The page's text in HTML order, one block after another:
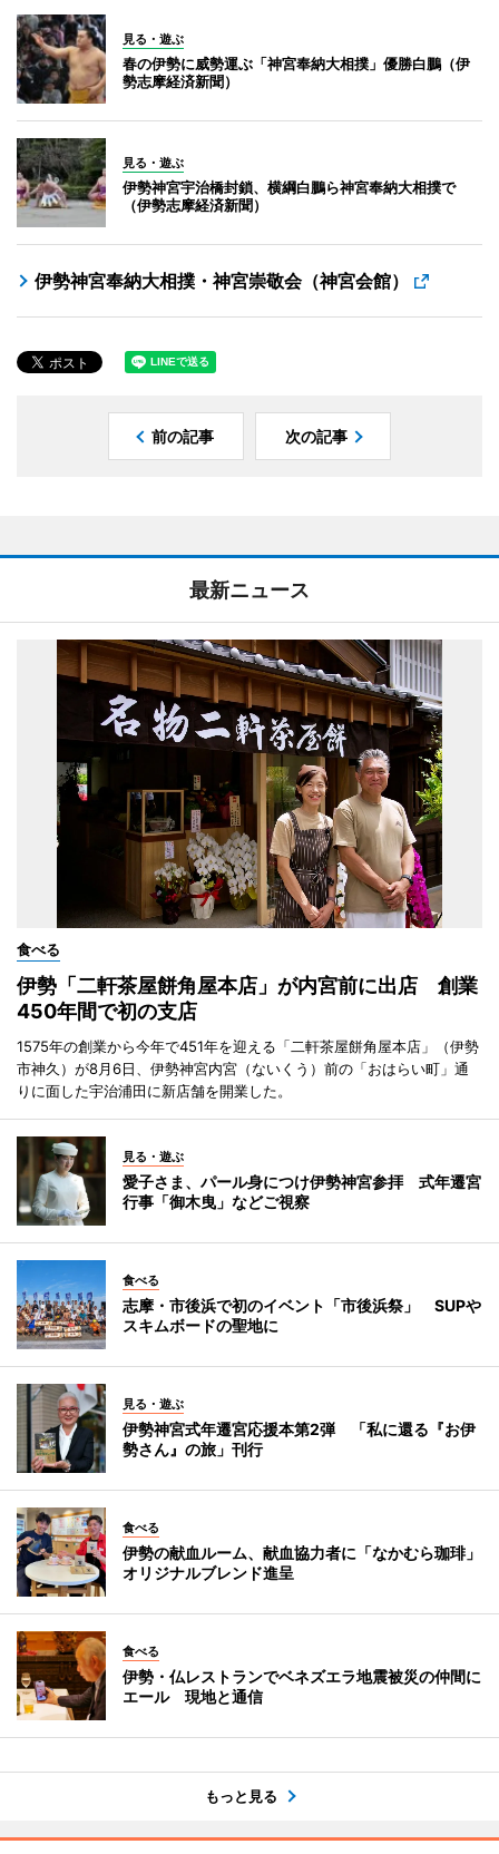
見る・遊ぶ
春の伊勢に威勢運ぶ「神宮奉納大相撲」優勝白鵬（伊
勢志摩経済新聞）
見る・遊ぶ
伊勢神宮宇治橋封鎖、横綱白鵬ら神宮奉納大相撲で
（伊勢志摩経済新聞）
伊勢神宮奉納大相撲・神宮崇敬会（神宮会館）
前の記事 次の記事
最新ニュース
食べる
伊勢「二軒茶屋餅角屋本店」が内宮前に出店 創業
450年間で初の支店
1575年の創業から今年で451年を迎える「二軒茶屋餅角屋本店」（伊勢
市神久）が8月6日、伊勢神宮内宮（ないくう）前の「おはらい町」通
りに面した宇治浦田に新店舗を開業した。
見る・遊ぶ
愛子さま、パール身につけ伊勢神宮参拝 式年遷宮
行事「御木曳」などご視察
食べる
志摩・市後浜で初のイベント「市後浜祭」 SUPや
スキムボードの聖地に
見る・遊ぶ
伊勢神宮式年遷宮応援本第2弾 「私に還る『お伊
勢さん』の旅」刊行
食べる
伊勢の献血ルーム、献血協力者に「なかむら珈琲」
オリジナルブレンド進呈
食べる
伊勢・仏レストランでベネズエラ地震被災の仲間に
エール 現地と通信
もっと見る